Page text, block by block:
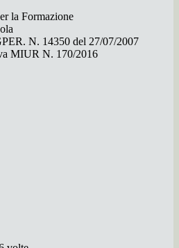
la Formazione
N. 14350 del 27/07/2007
MIUR N. 170/2016